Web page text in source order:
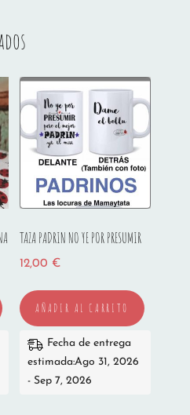
TAZA PADRIN NO YE POR PRESUMIR
12,00 €
AÑADIR AL CARRITO
Fecha de entrega
estimada:Ago 31, 2026
- Sep 7, 2026